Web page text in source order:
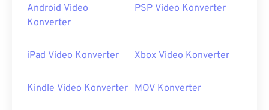
Android Video
Konverter
PSP Video Konverter
iPad Video Konverter Xbox Video Konverter
Kindle Video Konverter MOV Konverter